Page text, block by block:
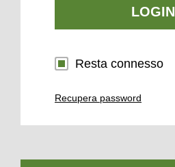
LOGIN
Resta connesso
Recupera password